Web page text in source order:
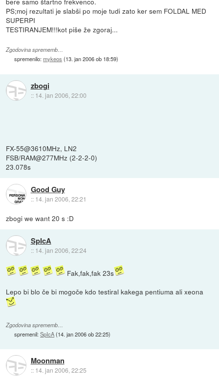
PS;moj rezultati je slabši po moje tudi zato ker sem FOLDAL MED
SUPERPI
TESTIRANJEM!!!kot piše že zgoraj...
Zgodovina sprememb…
spremenilo:mykeos (13. jan 2006 ob 18:59)
zbogi
:: 14. jan 2006, 22:00
FX-55@3610MHz, LN2
FSB/RAM@277MHz (2-2-2-0)
23.078s
Good Guy
:: 14. jan 2006, 22:21
zbogi we want 20 s :D
SpIcA
:: 14. jan 2006, 22:24
Fak,fak,fak 23s
Lepo bi blo če bi mogoče kdo testiral kakega pentiuma ali xeona
Zgodovina sprememb…
spremenil:SpIcA(14. jan 2006 ob 22:25)
Moonman
:: 14. jan 2006, 22:25